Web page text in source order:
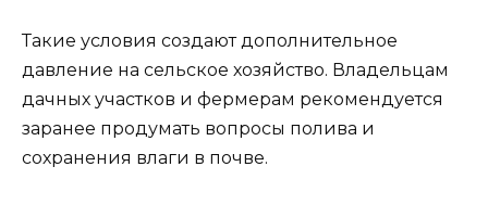
Такие условия создают дополнительное
давление на сельское хозяйство. Владельцам
дачных участков и фермерам рекомендуется
заранее продумать вопросы полива и
сохранения влаги в почве.